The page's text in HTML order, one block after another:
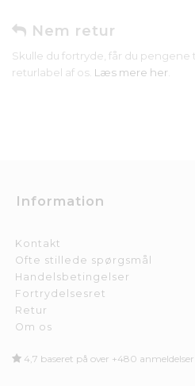
Nem retur
Skulle du fortryde, får du
returlabel af os. Læs mere her.
Information
Kontakt
Ofte stillede spørgsmål
Handelsbetingelser
Fortrydelsesret
Retur
Om os
4,7 baseret på over +480 anmeldelser